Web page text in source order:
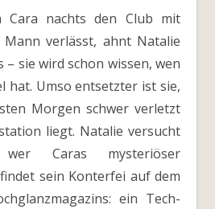
verlässt, ahnt Natalie
– sie wird schon wissen, wen
hat. Umso entsetzter ist sie,
Morgen schwer verletzt
liegt. Natalie versucht
wer Caras mysteriöser
sein Konterfei auf dem
ein Tech-